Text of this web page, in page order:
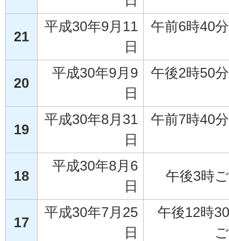
21
平成30年9月11
日
午前6時40
20
平成30年9月9
日
午後2時50
19
平成30年8月31
日
午前7時40
18
平成30年8月6
日
午後3時
17
平成30年7月25
日
午後12時